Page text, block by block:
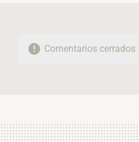
Comentarios cerrados